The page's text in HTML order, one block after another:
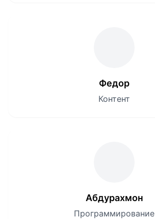
Федор
Контент
Абдурахмон
Программирование